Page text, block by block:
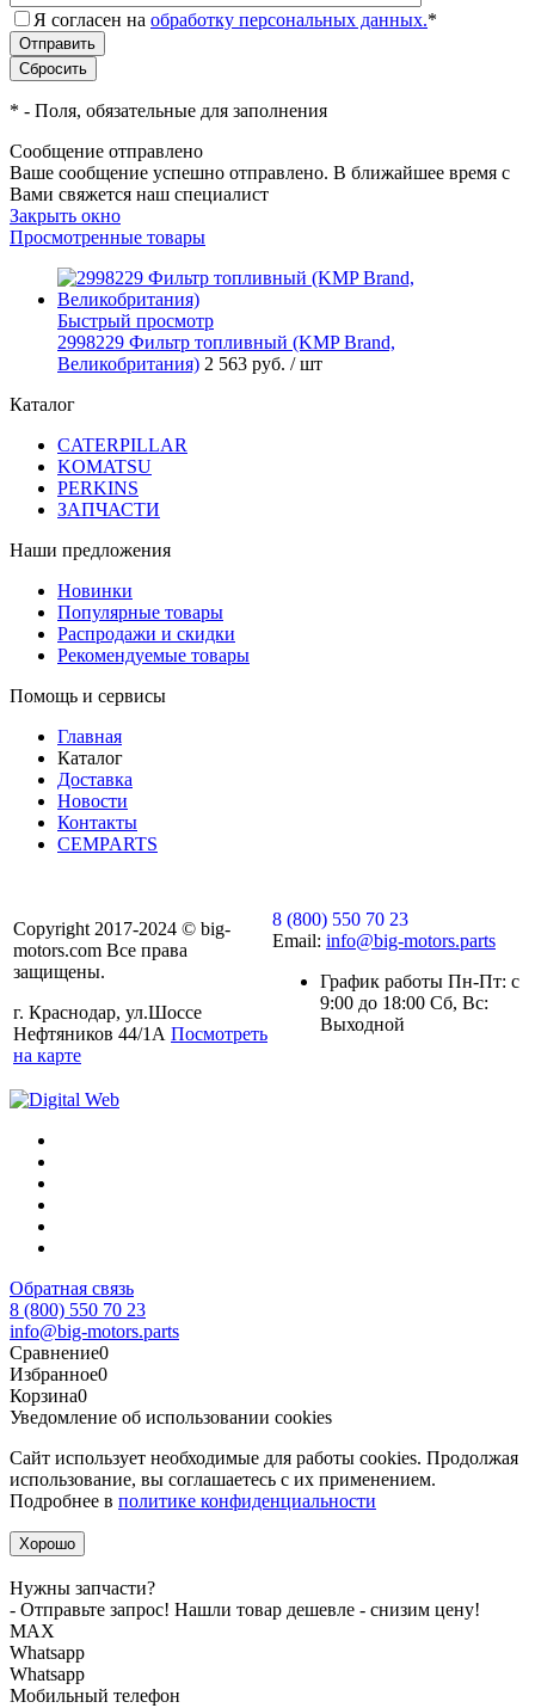
Я согласен на обработку персональных данных.*
* - Поля, обязательные для заполнения
Сообщение отправлено
Ваше сообщение успешно отправлено. В ближайшее время с
Вами свяжется наш специалист
Закрыть окно
Просмотренные товары
Быстрый просмотр
2998229 Фильтр топливный (KMP Brand,
Великобритания) 2 563 руб. / шт
Каталог
CATERPILLAR
KOMATSU
PERKINS
ЗАПЧАСТИ
Наши предложения
Новинки
Популярные товары
Распродажи и скидки
Рекомендуемые товары
Помощь и сервисы
Главная
Каталог
Доставка
Новости
Контакты
CEMPARTS
Copyright 2017-2024 © big-
motors.com Все права
защищены.
г. Краснодар, ул.Шоссе
Нефтяников 44/1А Посмотреть
на карте
8 (800) 550 70 23
Email: info@big-motors.parts
График работы Пн-Пт: с
9:00 до 18:00 Сб, Вс:
Выходной
Обратная связь
8 (800) 550 70 23
info@big-motors.parts
Сравнение0
Избранное0
Корзина0
Уведомление об использовании cookies
Сайт использует необходимые для работы cookies. Продолжая
использование, вы соглашаетесь с их применением.
Подробнее в политике конфиденциальности
Хорошо
Нужны запчасти?
- Отправьте запрос! Нашли товар дешевле - снизим цену!
MАХ
Whatsapp
Whatsapp
Мобильный телефон